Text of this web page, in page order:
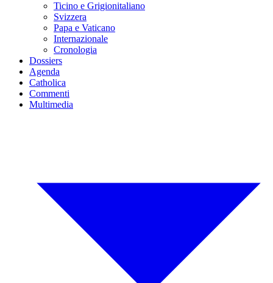
Ticino e Grigionitaliano
Svizzera
Papa e Vaticano
Internazionale
Cronologia
Dossiers
Agenda
Catholica
Commenti
Multimedia